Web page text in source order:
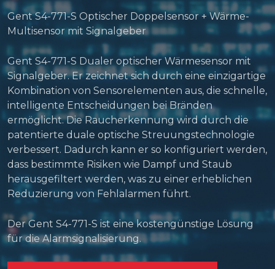
Gent S4-771-S Optischer Doppelsensor + Wärme-
Multisensor mit Signalgeber
Gent S4-771-S Dualer optischer Wärmesensor mit
Signalgeber. Er zeichnet sich durch eine einzigartige
Kombination von Sensorelementen aus, die schnelle,
intelligente Entscheidungen bei Bränden
ermöglicht. Die Raucherkennung wird durch die
patentierte duale optische Streuungstechnologie
verbessert. Dadurch kann er so konfiguriert werden,
dass bestimmte Risiken wie Dampf und Staub
herausgefiltert werden, was zu einer erheblichen
Reduzierung von Fehlalarmen führt.
Der Gent S4-771-S ist eine kostengünstige Lösung
für die Alarmsignalisierung.